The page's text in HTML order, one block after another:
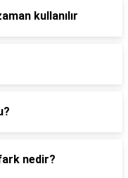
kullanılır
nedir?